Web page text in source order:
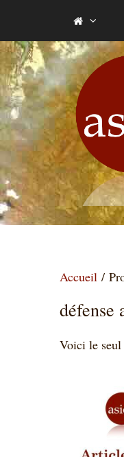
contenu
Accueil /
défense
Voici le